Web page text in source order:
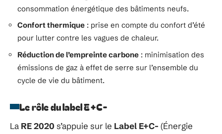
consommation énergétique des bâtiments neufs.
Confort thermique : prise en compte du confort d’été
pour lutter contre les vagues de chaleur.
Réduction de l’empreinte carbone : minimisation des
émissions de gaz à effet de serre sur l’ensemble du
cycle de vie du bâtiment.
Le rôle du label E+C-
La RE 2020 s’appuie sur le Label E+C- (Énergie